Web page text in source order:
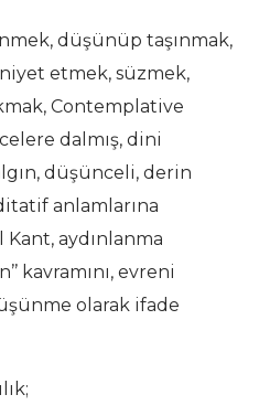
düşünüp taşınmak,
etmek, süzmek,
Contemplative
dalmış, dini
düşünceli, derin
anlamlarına
aydınlanma
kavramını, evreni
olarak ifade